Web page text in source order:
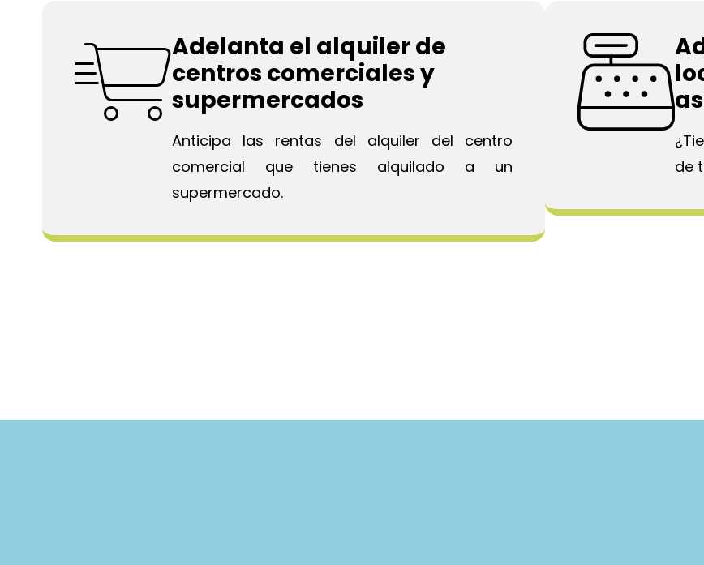
Adelanta el alquiler de
centros comerciales y
supermercados
Anticipa las rentas del alquiler del centro
comercial que tienes alquilado a un
supermercado.
de